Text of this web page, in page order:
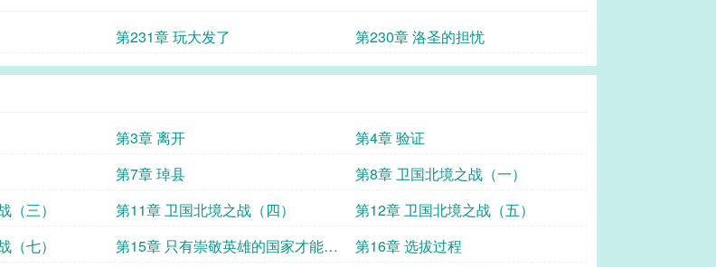
第231章 玩大发了 第230章 洛圣的担忧
第3章 离开
第4章 验证
第7章 琸县
第8章 卫国北境之战（一）
（三） 第11章 卫国北境之战（四）
第12章 卫国北境之战（五）
（七）
第15章 只有崇敬英雄的国家才能屹
第16章 选拔过程